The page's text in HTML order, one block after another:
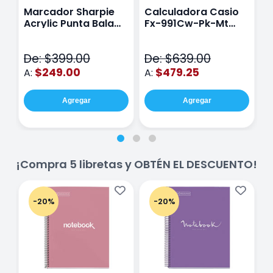
Marcador Sharpie
Acrylic Punta Bala
De: $399.00
A: $249.00
Agregar
Calculadora Casio
Fx-991Cw-Pk-Mt
De: $639.00
A: $479.25
Agregar
¡Compra 5 libretas y OBTÉN EL DESCUENTO!
-20% -20%